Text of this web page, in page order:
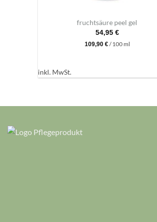
fruchtsäure peel gel
54,95 €
109,90 €/100 ml
inkl. MwSt.